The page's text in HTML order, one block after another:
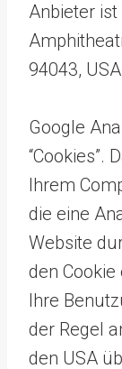
Anbieter ist
94043,
Google
“Cookies”.
Ihrem
die eine
Website
den
Ihre
der Regel
den USA